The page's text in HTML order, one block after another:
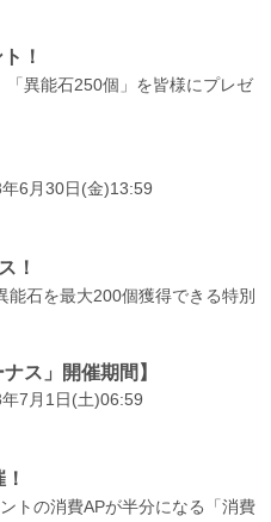
！
異能石250個」を皆様にプレゼ
6月30日(金)13:59
！
石を最大200個獲得できる特別
ス」開催期間】
7月1日(土)06:59
トの消費APが半分になる「消費